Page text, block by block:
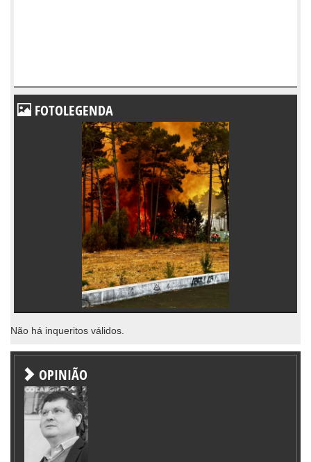
FOTOLEGENDA
Não há inqueritos válidos.
OPINIÃO